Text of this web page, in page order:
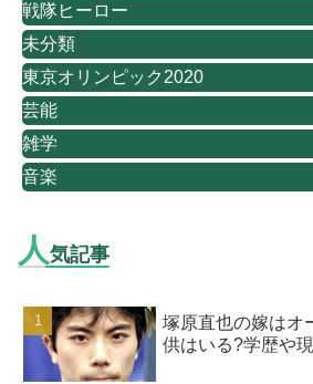
戦隊ヒーロー
未分類
東京オリンピック2020
芸能
雑学
音楽
人気記事
塚原直也の嫁はオ
供はいる?学歴や